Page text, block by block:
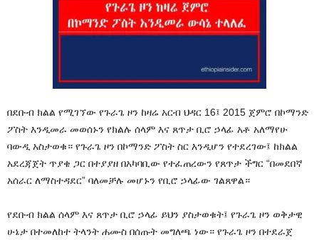
በደቡብ ክልል የሚገኘው የጉራጌ ዞን ከዛሬ አርብ ህዳር 16፤ 2015 ጀምሮ በኮማንድ
ፖስት እንዲመራ መወሰኑን የክልሉ ሰላም እና ጸጥታ ቢሮ ኃላፊ አቶ አለማየሁ
ባውዲ አስታወቁ። የጉራጌ ዞን በኮማንድ ፖስት ስር እንዲሆን የተደረገው፤ ከክልል
አደረጃጀት ጥያቄ ጋር በተያያዘ በአካባቢው የተፈጠረውን የጸጥታ ችግር “በመደበኛ
አሰራር ለማስተዳደር” ባለመቻሉ መሆኑን የቢሮ ኃላፊው ገልጸዋል።
የደቡብ ክልል ሰላም እና ጸጥታ ቢሮ ኃላፊ ይህን ያስታወቁት፤ የጉራጌ ዞን ወቅታዊ
ሁኔታ በተመለከተ ትላንት ሐሙስ በሰጡት መግለጫ ነው። የጉራጌ ዞን በተደራጀ